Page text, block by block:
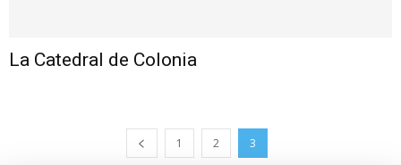
La Catedral de Colonia
1 2 3